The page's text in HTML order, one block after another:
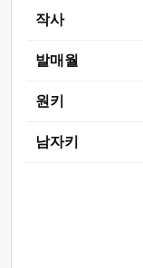
작사
발매월
원키
남자키